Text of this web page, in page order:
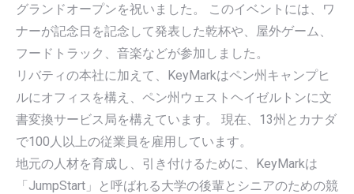
グランドオープンを祝いました。 このイベントには、ワ
ナーが記念日を記念して発表した乾杯や、屋外ゲーム、
フードトラック、音楽などが参加しました。
リバティの本社に加えて、KeyMarkはペン州キャンプヒ
ルにオフィスを構え、ペン州ウェストヘイゼルトンに文
書変換サービス局を構えています。 現在、13州とカナダ
で100人以上の従業員を雇用しています。
地元の人材を育成し、引き付けるために、KeyMarkは
「JumpStart」と呼ばれる大学の後輩とシニアのための競